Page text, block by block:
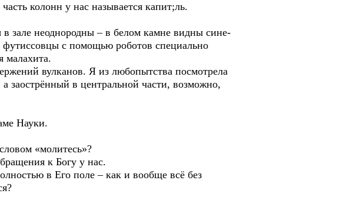
колонн у нас называется капит;ль.
зале неоднородны – в белом камне видны сине-
с помощью роботов специально
малахита.
вулканов. Я из любопытства посмотрела
заострённый в центральной части, возможно,
Науки.
«молитесь»?
к Богу у нас.
в Его поле – как и вообще всё без